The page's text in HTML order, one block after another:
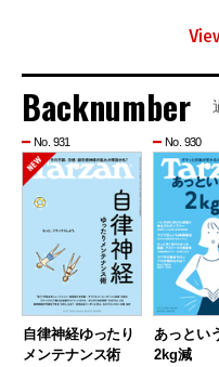
Backnumber
No. 931
自律神経ゆったり
メンテナンス術
No. 930
あっとい
2kg減